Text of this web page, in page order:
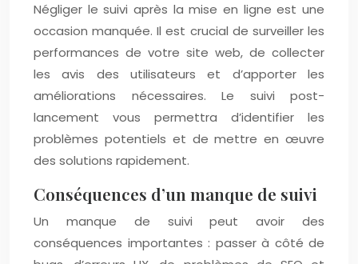
Négliger le suivi après la mise en ligne est une
occasion manquée. Il est crucial de surveiller les
performances de votre site web, de collecter
les avis des utilisateurs et d’apporter les
améliorations nécessaires. Le suivi post-
lancement vous permettra d’identifier les
problèmes potentiels et de mettre en œuvre
des solutions rapidement.
Conséquences d’un manque de suivi
Un manque de suivi peut avoir des
conséquences importantes : passer à côté de